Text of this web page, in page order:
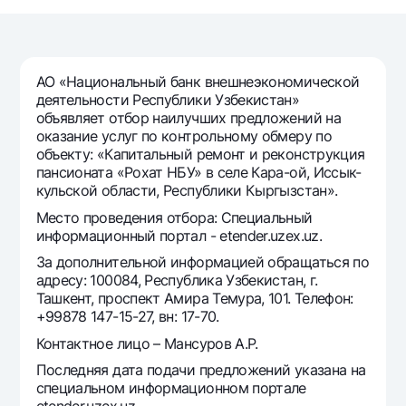
Золотые слитки от НБУ
Серебряный депозит
Visa FIFA
Mastercard
Зарплатные
Garmin pay
Тарифы
Акции
Мобильное приложение Milliy
Часто задаваемые вопросы
Ищите по сайту
Найти
Полезные ссылки
Часто задаваемые вопросы
Пресс-центр
АО «Национальный банк внешнеэкономической
деятельности Республики Узбекистан»
объявляет отбор наилучших предложений на
оказание услуг по контрольному обмеру по
объекту: «Капитальный ремонт и реконструкция
пансионата «Рохат НБУ» в селе Кара-ой, Иссык-
кульской области, Республики Кыргызстан».
Место проведения отбора: Специальный
информационный портал - etender.uzex.uz.
За дополнительной информацией обращаться по
адресу: 100084, Республика Узбекистан, г.
Ташкент, проспект Амира Темура, 101. Телефон:
+99878 147-15-27, вн: 17-70.
Контактное лицо – Мансуров А.Р.
Последняя дата подачи предложений указана на
специальном информационном портале